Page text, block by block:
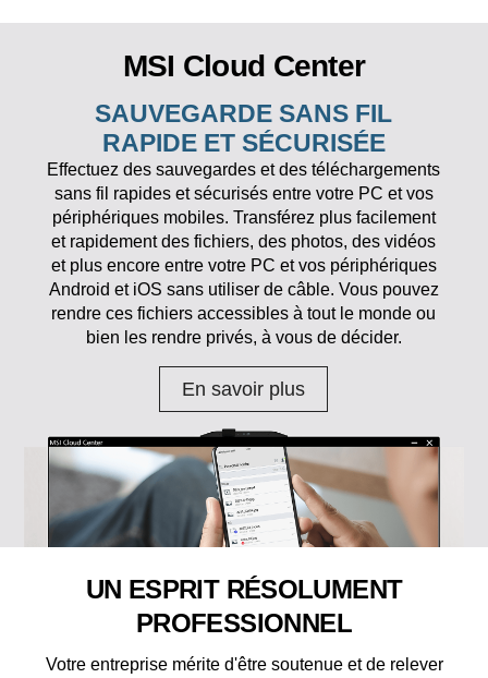
MSI Cloud Center
SAUVEGARDE SANS FIL
RAPIDE ET SÉCURISÉE
Effectuez des sauvegardes et des téléchargements
sans fil rapides et sécurisés entre votre PC et vos
périphériques mobiles. Transférez plus facilement
et rapidement des fichiers, des photos, des vidéos
et plus encore entre votre PC et vos périphériques
Android et iOS sans utiliser de câble. Vous pouvez
rendre ces fichiers accessibles à tout le monde ou
bien les rendre privés, à vous de décider.
En savoir plus
UN ESPRIT RÉSOLUMENT
PROFESSIONNEL
Votre entreprise mérite d'être soutenue et de relever